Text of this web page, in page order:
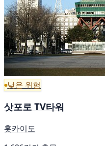
낮은 위험
삿포로 TV타워
홋카이도